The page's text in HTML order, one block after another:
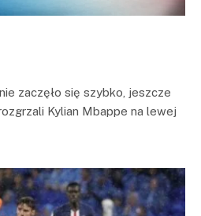
zaczęło się szybko, jeszcze
Kylian Mbappe na lewej